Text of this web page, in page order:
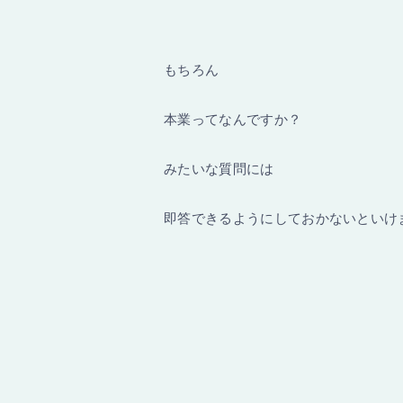
もちろん
本業ってなんですか？
みたいな質問には
即答できるようにしておかないといけ